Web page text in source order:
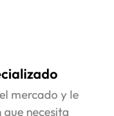
mercado y le
necesita